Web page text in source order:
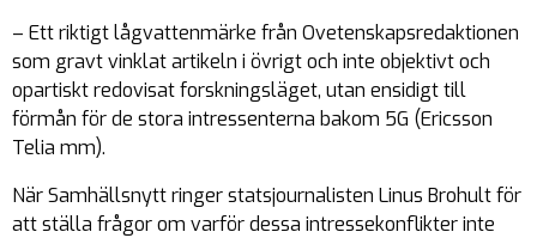
– Ett riktigt lågvattenmärke från Ovetenskapsredaktionen
som gravt vinklat artikeln i övrigt och inte objektivt och
opartiskt redovisat forskningsläget, utan ensidigt till
förmån för de stora intressenterna bakom 5G (Ericsson
Telia mm).
När Samhällsnytt ringer statsjournalisten Linus Brohult för
att ställa frågor om varför dessa intressekonflikter inte